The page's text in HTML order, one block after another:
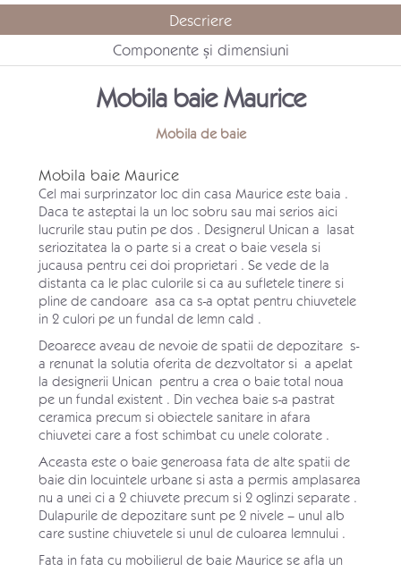
Descriere
Componente și dimensiuni
Mobila baie Maurice
Mobila de baie
Mobila baie Maurice
Cel mai surprinzator loc din casa Maurice este baia .
Daca te asteptai la un loc sobru sau mai serios aici
lucrurile stau putin pe dos . Designerul Unican a lasat
seriozitatea la o parte si a creat o baie vesela si
jucausa pentru cei doi proprietari . Se vede de la
distanta ca le plac culorile si ca au sufletele tinere si
pline de candoare asa ca s-a optat pentru chiuvetele
in 2 culori pe un fundal de lemn cald .
Deoarece aveau de nevoie de spatii de depozitare s-
a renunat la solutia oferita de dezvoltator si a apelat
la designerii Unican pentru a crea o baie total noua
pe un fundal existent . Din vechea baie s-a pastrat
ceramica precum si obiectele sanitare in afara
chiuvetei care a fost schimbat cu unele colorate .
Aceasta este o baie generoasa fata de alte spatii de
baie din locuintele urbane si asta a permis amplasarea
nu a unei ci a 2 chiuvete precum si 2 oglinzi separate .
Dulapurile de depozitare sunt pe 2 nivele – unul alb
care sustine chiuvetele si unul de culoarea lemnului .
Fata in fata cu mobilierul de baie Maurice se afla un